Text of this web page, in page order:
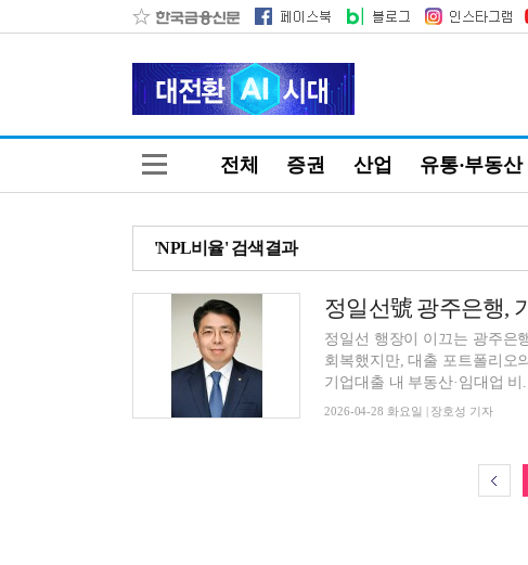
전체 증권 산업 유통·부동산
'NPL비율' 검색결과
정일선 행장이 이끄는 광주은
회복했지만, 대출 포트폴리오
기업대출 내 부동산·임대업 비
2026-04-28 화요일 | 장호성 기자